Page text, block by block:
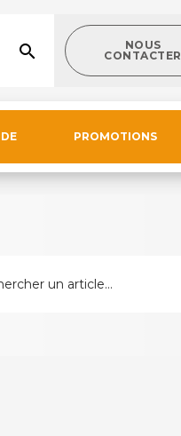
search
NOUS
CONTACTER
PROMOTIONS